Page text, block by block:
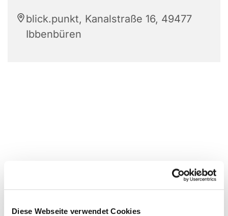
Diese Webseite verwendet Cookies
blick.punkt, Kanalstraße 16, 49477
Ibbenbüren